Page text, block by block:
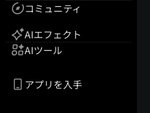
コミュニティ
AIエフェクト
AIツール
アプリを入手